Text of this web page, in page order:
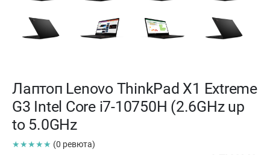
Лаптоп Lenovo ThinkPad X1 Extreme
G3 Intel Core i7-10750H (2.6GHz up
to 5.0GHz
★★★★★ (0 ревюта)